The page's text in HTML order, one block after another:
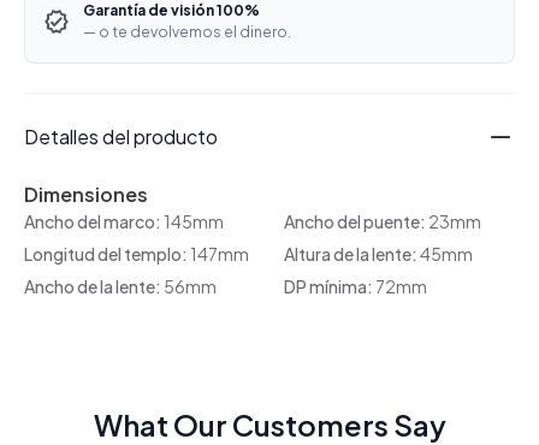
Garantía de visión 100%
— o te devolvemos el dinero.
Detalles del producto
Dimensiones
Ancho del marco: 145mm Ancho del puente: 23mm
Longitud del templo: 147mm Altura de la lente: 45mm
Ancho de la lente: 56mm DP mínima: 72mm
What Our Customers Say